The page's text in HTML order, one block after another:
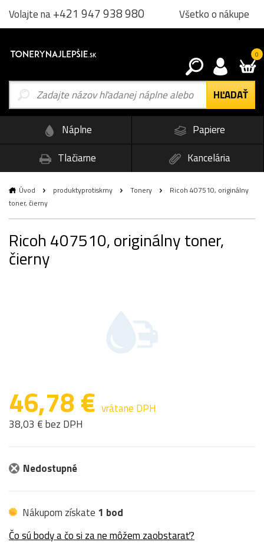
Volajte na+421 947 938 980 Všetko o nákupe
0
Náplne
Papiere
Tlačiarne
Kancelária
Úvod produktyprotiskrny Tonery
Ricoh 407510, originálny
toner, čierny
Ricoh 407510, originálny toner,
čierny
46,78 € vrátane DPH
38,03 € bez DPH
Nedostupné
Nákupom získate 1 bod
Čo sú body a čo si za ne môžem zaobstarať?